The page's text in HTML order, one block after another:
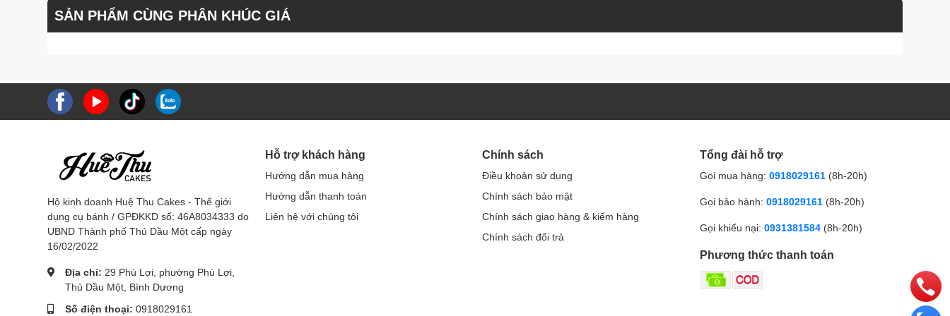
SẢN PHẨM CÙNG PHÂN KHÚC GIÁ
Hộ kinh doanh Huệ Thu Cakes - Thế giới
dụng cụ bánh / GPĐKKD số: 46A8034333 do
UBND Thành phố Thủ Dầu Một cấp ngày
16/02/2022
Địa chỉ: 29 Phú Lợi, phường Phú Lợi,
Thủ Dầu Một, Bình Dương
Số điện thoại: 0918029161
Hỗ trợ khách hàng
Hướng dẫn mua hàng
Hướng dẫn thanh toán
Liên hệ với chúng tôi
Chính sách
Điều khoản sử dụng
Chính sách bảo mật
Chính sách giao hàng & kiểm hàng
Chính sách đổi trả
Tổng đài hỗ trợ
Gọi mua hàng: 0918029161 (8h-20h)
Gọi bảo hành: 0918029161 (8h-20h)
Gọi khiếu nại: 0931381584 (8h-20h)
Phương thức thanh toán